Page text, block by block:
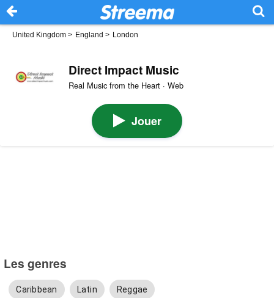
United Kingdom > England > London
Direct Impact Music
Real Music from the Heart · Web
Jouer
Les genres
Caribbean Latin Reggae